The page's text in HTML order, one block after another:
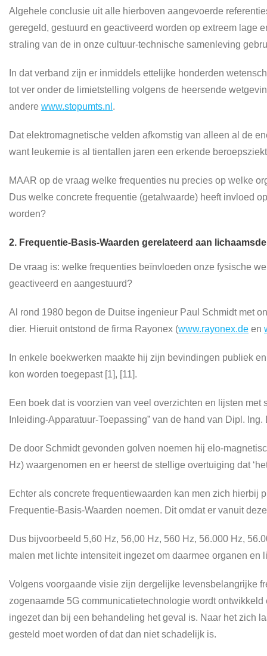
Algehele conclusie uit alle hierboven aangevoerde
geregeld, gestuurd en geactiveerd worden op extreem lage
straling van de in onze cultuur-technische samenleving
In dat verband zijn er inmiddels ettelijke honderden
tot ver onder de limietstelling volgens de heersende
andere www.stopumts.nl .
Dat elektromagnetische velden afkomstig van alleen al de
want leukemie is al tientallen jaren een erkende
MAAR op de vraag welke frequenties nu precies op welke
Dus welke concrete frequentie (getalwaarde) heeft invloed
worden?
2. Frequentie-Basis-Waarden gerelateerd aan
De vraag is: welke frequenties beïnvloeden onze fysische
geactiveerd en aangestuurd?
Al rond 1980 begon de Duitse ingenieur Paul Schmidt met
dier. Hieruit ontstond de firma Rayonex (www.rayonex.de en
In enkele boekwerken maakte hij zijn bevindingen publiek
kon worden toegepast [1], [11].
Een boek dat is voorzien van veel overzichten en lijsten
Inleiding-Apparatuur-Toepassing” van de hand van Dipl.
De door Schmidt gevonden golven noemen hij elo-
Hz) waargenomen en er heerst de stellige overtuiging dat
Echter als concrete frequentiewaarden kan men zich hierbij
Frequentie-Basis-Waarden noemen. Dit omdat er vanuit
Dus bijvoorbeeld 5,60 Hz, 56,00 Hz, 560 Hz, 56.000 Hz,
malen met lichte intensiteit ingezet om daarmee organen
Volgens voorgaande visie zijn dergelijke levensbelangrijke
zogenaamde 5G communicatietechnologie wordt
ingezet dan bij een behandeling het geval is. Naar het zich
gesteld moet worden of dat dan niet schadelijk is.